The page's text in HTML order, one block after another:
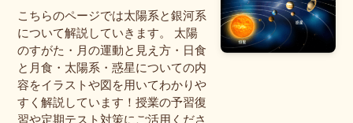
こちらのページでは太陽系と銀河系
について解説していきます。 太陽
のすがた・月の運動と見え方・日食
と月食・太陽系・惑星についての内
容をイラストや図を用いてわかりや
すく解説しています！授業の予習復
習や定期テスト対策にご活用くださ